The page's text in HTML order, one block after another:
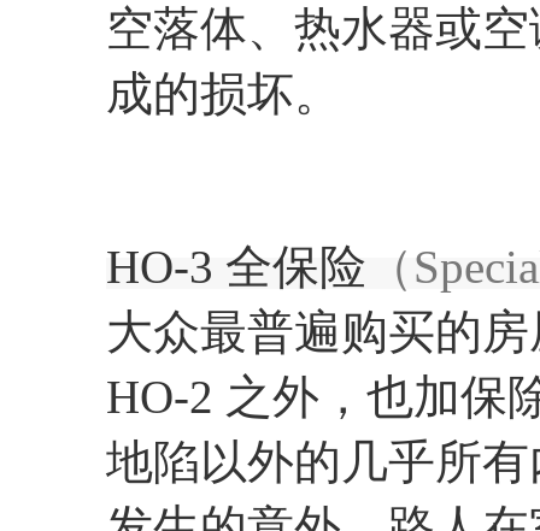
空落体、热水器或
成的损坏。
HO-3 全保险 （
大众最普遍购买的
HO-2 之外，也加保
地陷以外的几乎所